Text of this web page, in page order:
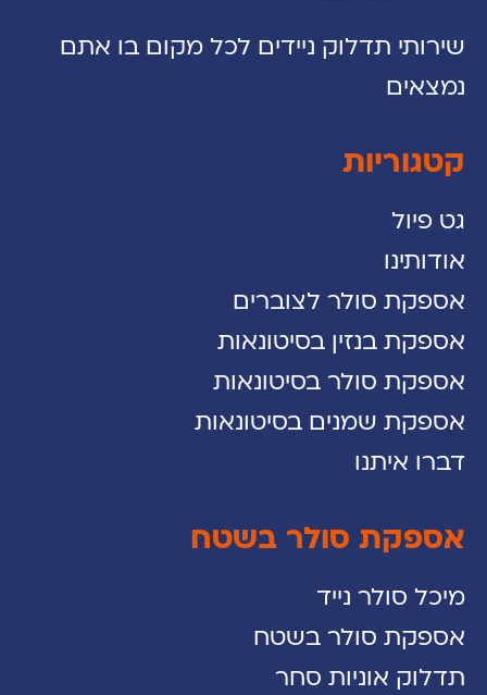
שירותי תדלוק ניידים לכל מקום בו אתם
נמצאים
קטגוריות
גט פיול
אודותינו
אספקת סולר לצוברים
אספקת בנזין בסיטונאות
אספקת סולר בסיטונאות
אספקת שמנים בסיטונאות
דברו איתנו
אספקת סולר בשטח
מיכל סולר נייד
אספקת סולר בשטח
תדלוק אוניות סחר